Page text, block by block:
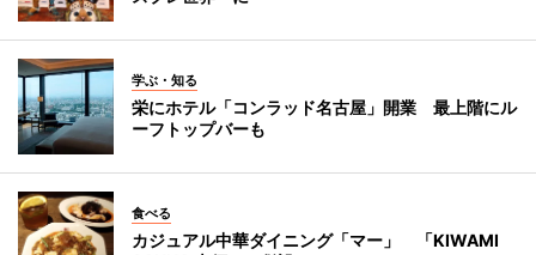
学ぶ・知る
栄にホテル「コンラッド名古屋」開業 最上階にル
ーフトップバーも
食べる
カジュアル中華ダイニング「マー」 「KIWAMI